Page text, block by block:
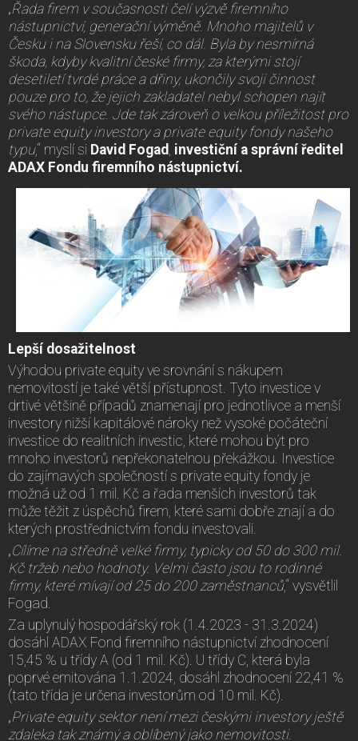
„Řada firem v současnosti čelí výzvě firemního
nástupnictví, generační výměně. Mnoho majitelů v
Česku i na Slovensku řeší, co dál. Byla by nesmírná
škoda, kdyby kvalitní české firmy, za kterými stojí
desetiletí tvrdé práce a dřiny, ukončily svoji činnost
pouze pro to, že jejich zakladatel nebyl schopen najít
svého nástupce. Jde tak zároveň o velkou příležitost pro
private equity investory a private equity fondy našeho
typu,“ myslí si David Fogad, investiční a správní ředitel
ADAX Fondu firemního nástupnictví.
Lepší dosažitelnost
Výhodou private equity ve srovnání s nákupem
nemovitostí je také větší přístupnost. Tyto investice v
drtivé většině případů znamenají pro jednotlivce a menší
investory nižší kapitálové nároky než vysoké počáteční
investice do realitních investic, které mohou být pro
mnoho investorů nepřekonatelnou překážkou. Investice
do zajímavých společností s private equity fondy je
možná už od 1 mil. Kč a řada menších investorů tak
může těžit z úspěchů firem, které sami dobře znají a do
kterých prostřednictvím fondu investovali.
„Cílíme na středně velké firmy, typicky od 50 do 300 mil.
Kč tržeb nebo hodnoty. Velmi často jsou to rodinné
firmy, které mívají od 25 do 200 zaměstnanců,“ vysvětlil
Fogad.
Za uplynulý hospodářský rok (1.4.2023 - 31.3.2024)
dosáhl ADAX Fond firemního nástupnictví zhodnocení
15,45 % u třídy A (od 1 mil. Kč). U třídy C, která byla
poprvé emitována 1.1.2024, dosáhl zhodnocení 22,41 %
(tato třída je určena investorům od 10 mil. Kč).
„Private equity sektor není mezi českými investory ještě
zdaleka tak známý a oblíbený jako nemovitosti.